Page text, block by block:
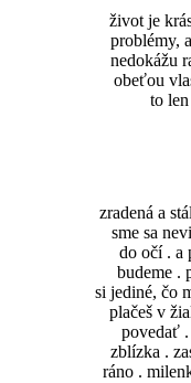
život je
problémy,
nedokážu
obeťou
to
zradená a
sme sa
do očí . a
budeme .
si jediné, čo
plačeš v
povedať .
zblízka .
ráno .